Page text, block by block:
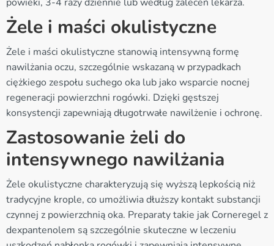
Żele i maści okulistyczne
Żele i maści okulistyczne stanowią intensywną formę
nawilżania oczu, szczególnie wskazaną w przypadkach
ciężkiego zespołu suchego oka lub jako wsparcie nocnej
regeneracji powierzchni rogówki. Dzięki gęstszej
konsystencji zapewniają długotrwałe nawilżenie i ochronę.
Zastosowanie żeli do
intensywnego nawilżania
Żele okulistyczne charakteryzują się wyższą lepkością niż
tradycyjne krople, co umożliwia dłuższy kontakt substancji
czynnej z powierzchnią oka. Preparaty takie jak Corneregel z
dexpantenolem są szczególnie skuteczne w leczeniu